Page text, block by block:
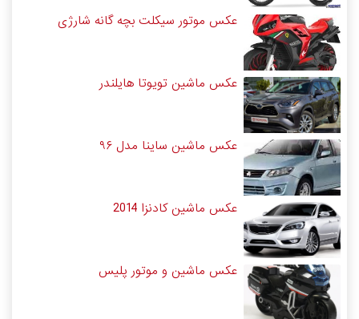
عکس موتور سیکلت بچه گانه شارژی
عکس ماشین تویوتا هایلندر
عکس ماشین ساینا مدل ۹۶
عکس ماشین کادنزا 2014
عکس ماشین و موتور پلیس